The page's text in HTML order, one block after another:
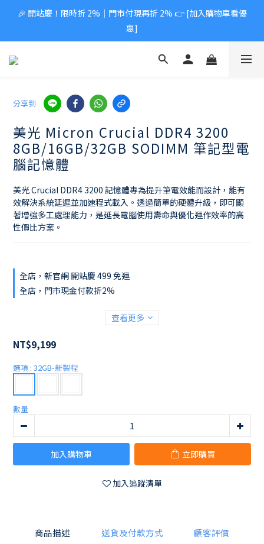
🎉 開站慶！限時折 2%｜門市付現再折 2% 👉 [加入購物車看優
惠]
分享到
美光 Micron Crucial DDR4 3200
8GB/16GB/32GB SODIMM 筆記型電
腦記憶體
美光 Crucial DDR4 3200 記憶體專為提升筆電效能而設計，能有
效解決系統延遲並加速程式載入。透過簡單的硬體升級，即可顯
著增強多工處理能力，是延長電腦使用壽命與優化運作效率的高
性價比方案。
全店，新官網 開站慶 499 免運
全店，門市現金付款折2%
查看更多
NT$9,199
選項 : 32GB-新製程
數量
加入購物車 立即購買
加入追蹤清單
商品描述 送貨及付款方式 顧客評價